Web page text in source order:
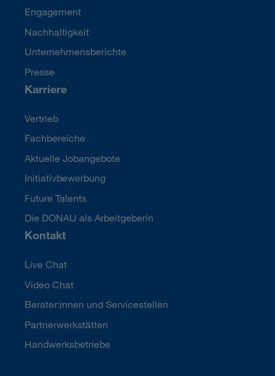
Engagement
Nachhaltigkeit
Unternehmensberichte
Presse
Karriere
Vertrieb
Fachbereiche
Aktuelle Jobangebote
Initiativbewerbung
Future Talents
Die DONAU als Arbeitgeberin
Kontakt
Live Chat
Video Chat
Berater:innen und Servicestellen
Partnerwerkstätten
Handwerksbetriebe